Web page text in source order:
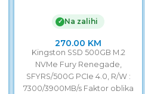
R/W : 7300/3900MB/s
✓ Na zalihi
270.00 KM
Kingston SSD 500GB M.2
NVMe Fury Renegade,
SFYRS/500G PCIe 4.0, R/W :
7300/3900MB/s Faktor oblika